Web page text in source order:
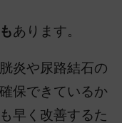
あります。
炎や尿路結石の
保できているか
早く改善するた